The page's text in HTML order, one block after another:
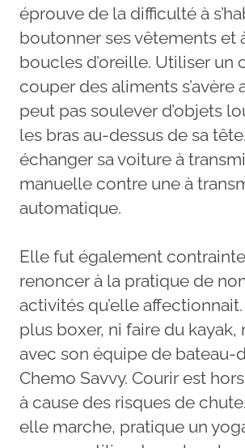
éprouve de la difficulté à
boutonner ses vêtements et
boucles d’oreille. Utiliser un
couper des aliments s’avère
peut pas soulever d’objets
les bras au-dessus de sa
échanger sa voiture à
manuelle contre une à
automatique.
Elle fut également
renoncer à la pratique de
activités qu’elle
plus boxer, ni faire du kayak,
avec son équipe de bateau-
Chemo Savvy. Courir est
à cause des risques de
elle marche, pratique un